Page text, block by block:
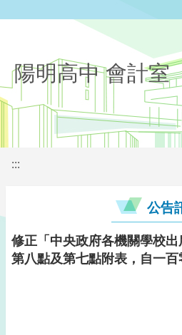
陽明高中 會計室
:::
公告
修正「中央政府各機關學校出
第八點及第七點附表，自一百